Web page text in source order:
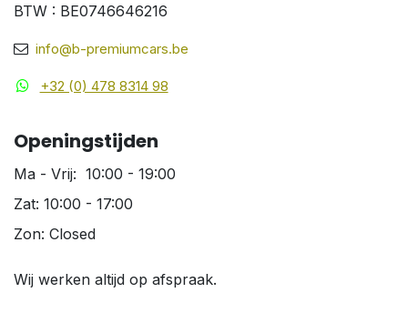
BTW : BE0746646216
info@b-premiumcars.be
+32 (0) 478 8314 98
Openingstijden
Ma - Vrij: 10:00 - 19:00
Zat: 10:00 - 17:00
Zon: Closed
Wij werken altijd op afspraak.